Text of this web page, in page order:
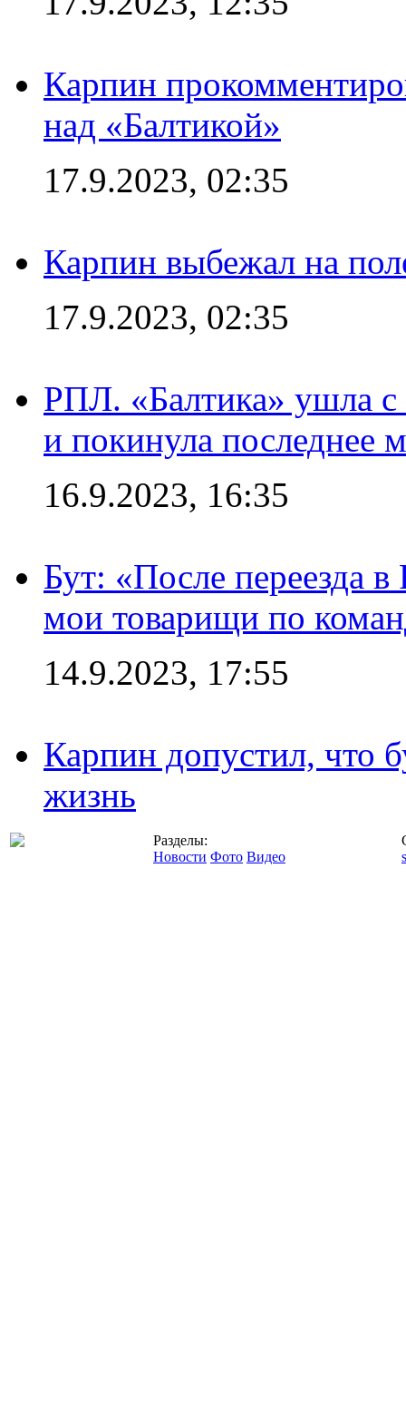
Карпин
над «Балтикой»
17.9.2023, 02:35
Карпин выбежал на
17.9.2023, 02:35
РПЛ. «Балтика» ушла с
и покинула последнее
16.9.2023, 16:35
Бут: «После переезда
мои товарищи по
14.9.2023, 17:55
Карпин допустил, что
жизнь
Разделы:
Новости Фото Видео